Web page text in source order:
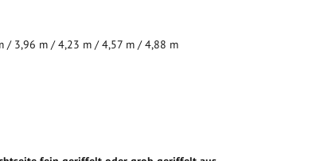
/ 3,96 m / 4,23 m / 4,57 m / 4,88 m